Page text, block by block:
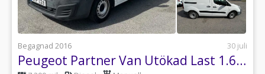
Begagnad 2016 30 juli
Peugeot Partner Van Utökad Last 1.6 BlueHDi Euro 6 / Leasebar